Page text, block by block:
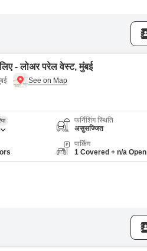
- लोअर परेल वेस्ट, मुंबई
फर्निशिंग स्थिति
असुसज्जित
पार्किंग
1 Covered + n/a Open